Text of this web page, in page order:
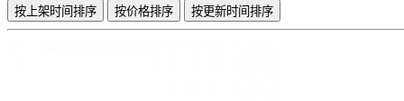
按上架时间排序 按价格排序 按更新时间排序